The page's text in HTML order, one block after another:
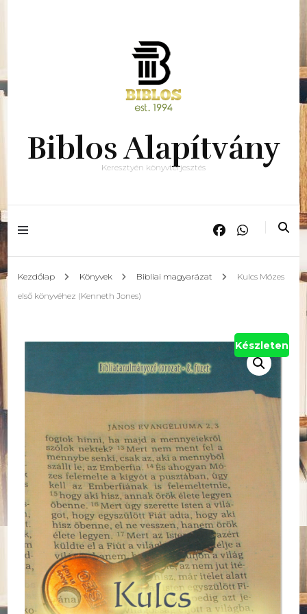
Biblos Alapítvány
Keresztyén könyvterjesztés
Kezdőlap Könyvek Bibliai magyarázat
Kulcs Mózes
első könyvéhez (Kenneth Jones)
Készleten